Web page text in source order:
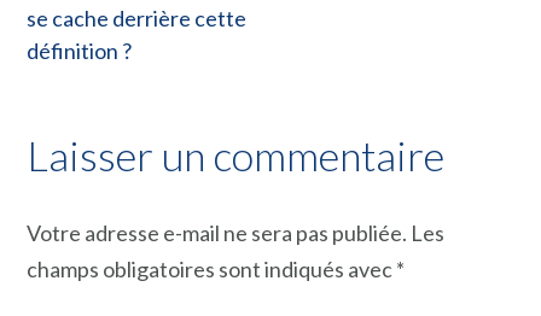
se cache derrière cette
définition ?
Laisser un commentaire
Votre adresse e-mail ne sera pas publiée. Les
champs obligatoires sont indiqués avec*